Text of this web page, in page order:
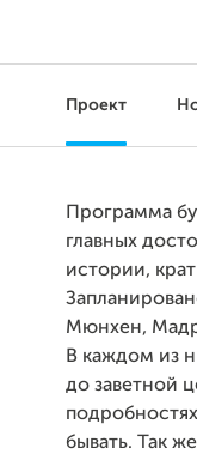
Проект
Программа
главных
истории,
Мюнхен,
В каждом из
до заветной
бывать. Так